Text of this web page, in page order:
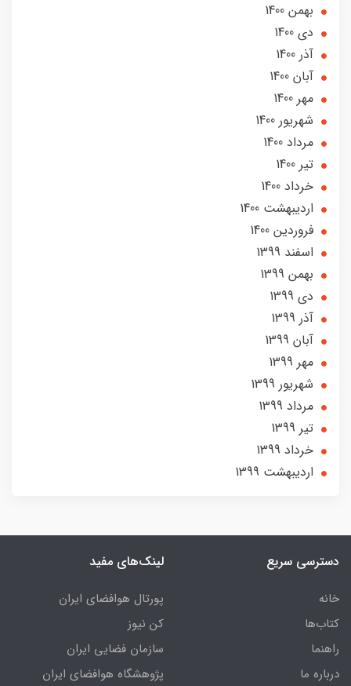
بهمن 1400
دی 1400
آذر 1400
آبان 1400
مهر 1400
شهریور 1400
مرداد 1400
تير 1400
خرداد 1400
ارديبهشت 1400
فروردین 1400
اسفند 1399
بهمن 1399
دی 1399
آذر 1399
آبان 1399
مهر 1399
شهریور 1399
مرداد 1399
تير 1399
خرداد 1399
ارديبهشت 1399
دسترسی سریع
خانه
کتاب‌ها
راهنما
درباره ما
لینک‌های مفید
پورتال هوافضای ایران
کن نیوز
سازمان فضایی ایران
پژوهشگاه هوافضای ایران